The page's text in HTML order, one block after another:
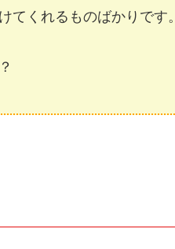
てくれるものばかりです。